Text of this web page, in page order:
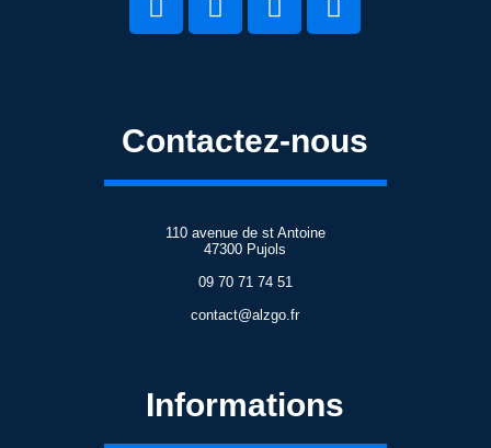
Contactez-nous
110 avenue de st Antoine
47300 Pujols
09 70 71 74 51
contact@alzgo.fr
Informations